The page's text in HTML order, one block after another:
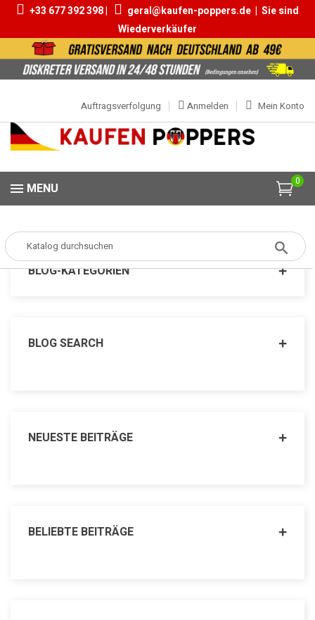
+33 677 392 398 | geral@kaufen-poppers.de | Sie sind
Wiederverkäufer
Mein Konto
Anmelden
Auftragsverfolgung
0
MENU
Popper MARKEN Poppers 100%
BLOG-KATEGORIEN
BLOG SEARCH
NEUESTE BEITRÄGE
BELIEBTE BEITRÄGE